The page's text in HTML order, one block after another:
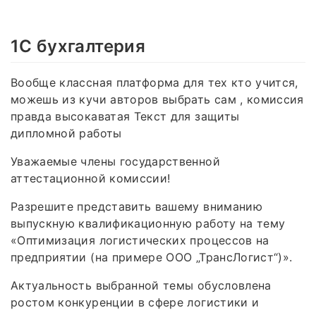
1C бухгалтерия
Вообще классная платформа для тех кто учится,
можешь из кучи авторов выбрать сам , комиссия
правда высокаватая Текст для защиты
дипломной работы
Уважаемые члены государственной
аттестационной комиссии!
Разрешите представить вашему вниманию
выпускную квалификационную работу на тему
«Оптимизация логистических процессов на
предприятии (на примере ООО „ТрансЛогист“)».
Актуальность выбранной темы обусловлена
ростом конкуренции в сфере логистики и